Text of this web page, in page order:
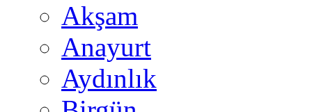
Akşam
Anayurt
Aydınlık